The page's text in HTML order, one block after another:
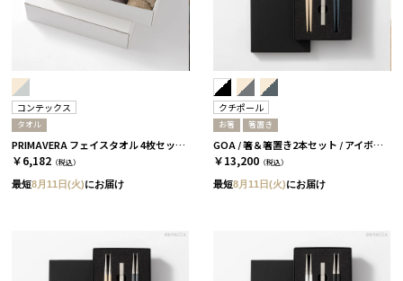
コンテックス
タオル
PRIMAVERA フェイスタオル 4枚セット［コンテックス］
￥6,182 （税込）
最短8月11日(火)にお届け
クチポール
お箸 箸置き
GOA / 箸＆箸置き2本セット / アイボリーシルバー＆ブルーシルバー［クチポール］
￥13,200 （税込）
最短8月11日(火)にお届け